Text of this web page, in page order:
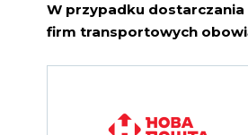
W przypadku
firm transportowych